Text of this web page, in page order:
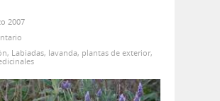
2007
, Labiadas, lavanda, plantas de exterior,